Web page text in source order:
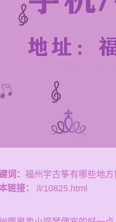
词： 福州学古筝有哪些地
链接：
/l/10825.html